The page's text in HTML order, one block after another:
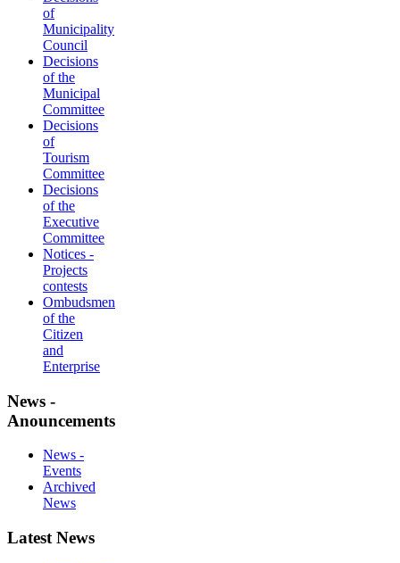
of
Municipality
Council
Decisions
of the
Municipal
Committee
Decisions
of
Tourism
Committee
Decisions
of the
Executive
Committee
Notices -
Projects
contests
Ombudsmen
of the
Citizen
and
Enterprise
News -
Anouncements
News -
Events
Archived
News
Latest News